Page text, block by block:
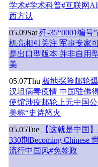
学术#学术科普#互联网
西方认
05.09Sat 歼-35“0001编号
机亮相引关注 军事专家
是出口型版本 并非自用
美
05.07Thu 极地探险邮轮
汉坦病毒疫情 中国驻佛
使馆涉疫邮轮上无中国
美称“史诗怒火
05.05Tue
【这就是中国
330期Becoming Chinese
流行中国风#免签政